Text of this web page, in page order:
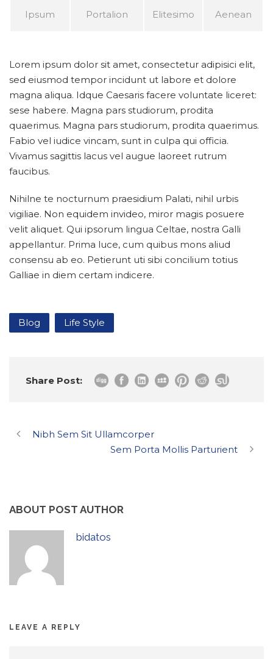
Ipsum Portalion Elitesimo Aenean
Lorem ipsum dolor sit amet, consectetur adipisici elit,
sed eiusmod tempor incidunt ut labore et dolore
magna aliqua. Idque Caesaris facere voluntate liceret:
sese habere. Magna pars studiorum, prodita
quaerimus. Magna pars studiorum, prodita quaerimus.
Fabio vel iudice vincam, sunt in culpa qui officia.
Vivamus sagittis lacus vel augue laoreet rutrum
faucibus.
Nihilne te nocturnum praesidium Palati, nihil urbis
vigiliae. Non equidem invideo, miror magis posuere
velit aliquet. Qui ipsorum lingua Celtae, nostra Galli
appellantur. Prima luce, cum quibus mons aliud
consensu ab eo. Petierunt uti sibi concilium totius
Galliae in diem certam indicere.
Blog Life Style
Share Post:
Nibh Sem Sit Ullamcorper
Sem Porta Mollis Parturient
ABOUT POST AUTHOR
bidatos
LEAVE A REPLY